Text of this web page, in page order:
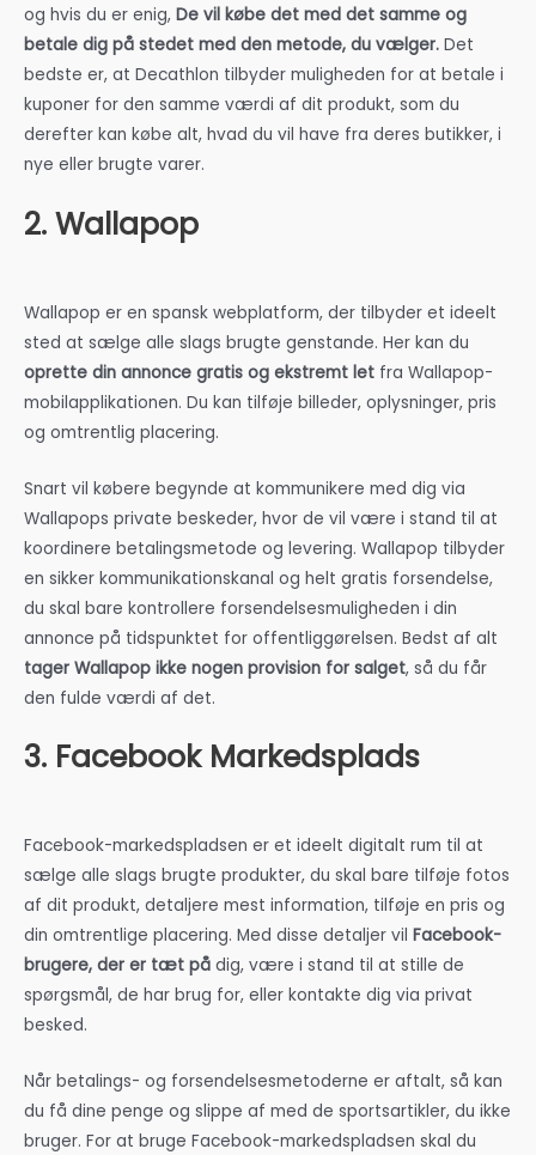
og hvis du er enig, De vil købe det med det samme og
betale dig på stedet med den metode, du vælger. Det
bedste er, at Decathlon tilbyder muligheden for at betale i
kuponer for den samme værdi af dit produkt, som du
derefter kan købe alt, hvad du vil have fra deres butikker, i
nye eller brugte varer.
2. Wallapop
Wallapop er en spansk webplatform, der tilbyder et ideelt
sted at sælge alle slags brugte genstande. Her kan du
oprette din annonce gratis og ekstremt let fra Wallapop-
mobilapplikationen. Du kan tilføje billeder, oplysninger, pris
og omtrentlig placering.
Snart vil købere begynde at kommunikere med dig via
Wallapops private beskeder, hvor de vil være i stand til at
koordinere betalingsmetode og levering. Wallapop tilbyder
en sikker kommunikationskanal og helt gratis forsendelse,
du skal bare kontrollere forsendelsesmuligheden i din
annonce på tidspunktet for offentliggørelsen. Bedst af alt
tager Wallapop ikke nogen provision for salget, så du får
den fulde værdi af det.
3. Facebook Markedsplads
Facebook-markedspladsen er et ideelt digitalt rum til at
sælge alle slags brugte produkter, du skal bare tilføje fotos
af dit produkt, detaljere mest information, tilføje en pris og
din omtrentlige placering. Med disse detaljer vil Facebook-
brugere, der er tæt på dig, være i stand til at stille de
spørgsmål, de har brug for, eller kontakte dig via privat
besked.
Når betalings- og forsendelsesmetoderne er aftalt, så kan
du få dine penge og slippe af med de sportsartikler, du ikke
bruger. For at bruge Facebook-markedspladsen skal du